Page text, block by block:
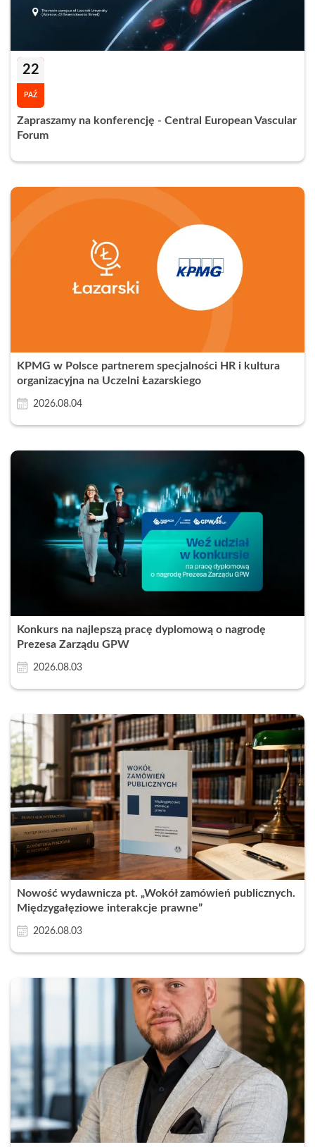
22
PAŹ
Zapraszamy na konferencję - Central European Vascular
Forum
KPMG w Polsce partnerem specjalności HR i kultura
organizacyjna na Uczelni Łazarskiego
2026.08.04
Konkurs na najlepszą pracę dyplomową o nagrodę
Prezesa Zarządu GPW
2026.08.03
Nowość wydawnicza pt. „Wokół zamówień publicznych.
Międzygałęziowe interakcje prawne”
2026.08.03